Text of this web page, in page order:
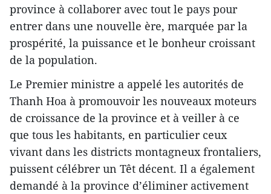
province à collaborer avec tout le pays pour
entrer dans une nouvelle ère, marquée par la
prospérité, la puissance et le bonheur croissant
de la population.
Le Premier ministre a appelé les autorités de
Thanh Hoa à promouvoir les nouveaux moteurs
de croissance de la province et à veiller à ce
que tous les habitants, en particulier ceux
vivant dans les districts montagneux frontaliers,
puissent célébrer un Têt décent. Il a également
demandé à la province d’éliminer activement